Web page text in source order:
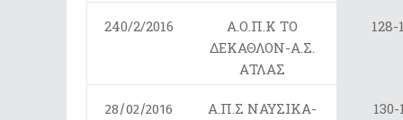
240/2/2016
Α.Ο.Π.Κ ΤΟ
ΔΕΚΑΘΛΟΝ-Α.Σ.
ΑΤΛΑΣ
128-
28/02/2016
Α.Π.Σ ΝΑΥΣΙΚΑ-
130-